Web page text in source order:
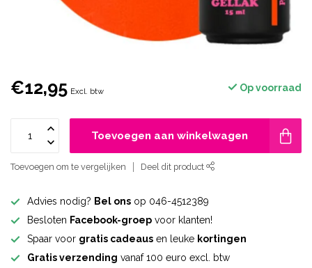
€12,95 Excl. btw Op voorraad
Toevoegen aan winkelwagen
Toevoegen om te vergelijken Deel dit product
Advies nodig? Bel ons op 046-4512389
Besloten Facebook-groep voor klanten!
Spaar voor gratis cadeaus en leuke kortingen
Gratis verzending vanaf 100 euro excl. btw